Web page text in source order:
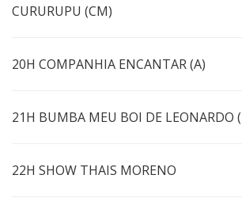
CURURUPU (CM)
20H COMPANHIA ENCANTAR (A)
21H BUMBA MEU BOI DE LEONARDO
22H SHOW THAIS MORENO